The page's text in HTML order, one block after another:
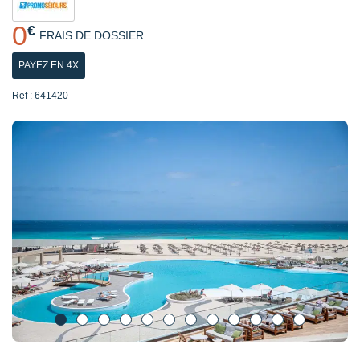
0€ FRAIS DE DOSSIER
PAYEZ EN 4X
Ref : 641420